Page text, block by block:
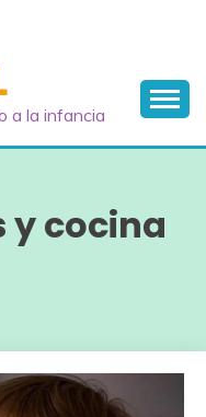
a la infancia
y cocina